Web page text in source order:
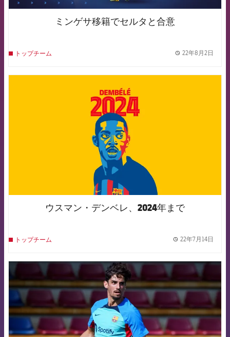
ミンゲサ移籍でセルタと合意
トップチーム 22年8月2日
ウスマン・デンベレ、2024年まで
トップチーム 22年7月14日
FCB Barcelona badge